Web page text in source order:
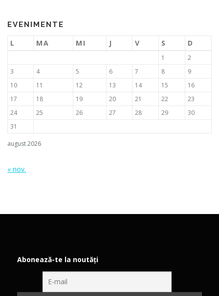
EVENIMENTE
august 2026
L MA MI J V S D
1
2
3
4 5 6 7 8
9
10
11 12 13 14 15
16
17
18 19 20 21 22
23
24
25 26 27 28 29
30
31
« nov.
Abonează-te la noutăți